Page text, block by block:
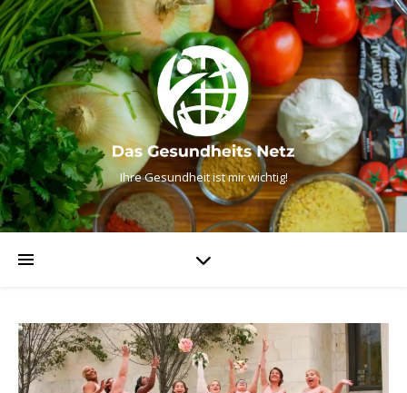
Ihre Gesundheit ist mir wichtig!